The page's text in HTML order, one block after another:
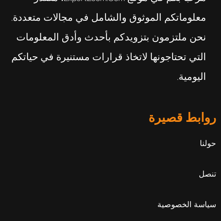
معلوماتكم الموثوق والشامل في مجالات متعددة.
نحن ملتزمون بتزويدكم بأحدث وأدق المعلومات
التي تحتاجونها لاتخاذ قرارات مستنيرة في حياتكم
اليومية.
روابط قصيرة
حولنا
تنصل
سياسة الخصوصية